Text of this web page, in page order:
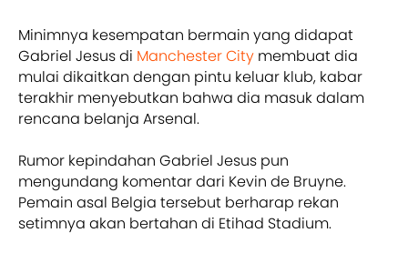
Minimnya kesempatan bermain yang didapat
Gabriel Jesus di Manchester City membuat dia
mulai dikaitkan dengan pintu keluar klub, kabar
terakhir menyebutkan bahwa dia masuk dalam
rencana belanja Arsenal.
Rumor kepindahan Gabriel Jesus pun
mengundang komentar dari Kevin de Bruyne.
Pemain asal Belgia tersebut berharap rekan
setimnya akan bertahan di Etihad Stadium.